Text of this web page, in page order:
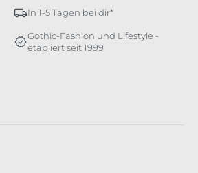
In 1-5 Tagen bei dir*
Gothic-Fashion und Lifestyle -
etabliert seit 1999